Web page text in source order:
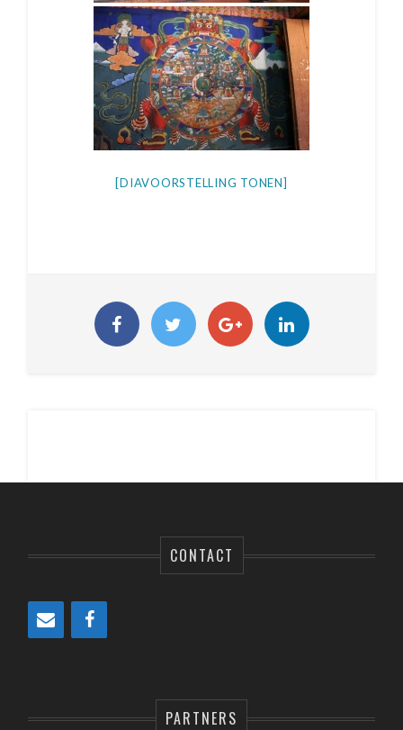
[DIAVOORSTELLING TONEN]
CONTACT
PARTNERS